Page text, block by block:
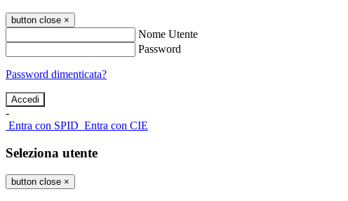
button close ×
Nome Utente
Password
Password dimenticata?
-
Entra con SPID Entra con CIE
Seleziona utente
button close ×